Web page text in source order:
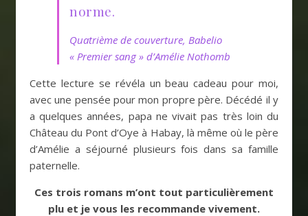
norme.
Quatrième de couverture, Babelio
« Premier sang » d’Amélie Nothomb
Cette lecture se révéla un beau cadeau pour moi,
avec une pensée pour mon propre père. Décédé il y
a quelques années, papa ne vivait pas très loin du
Château du Pont d’Oye à Habay, là même où le père
d’Amélie a séjourné plusieurs fois dans sa famille
paternelle.
Ces trois romans m’ont tout particulièrement
plu et je vous les recommande vivement.